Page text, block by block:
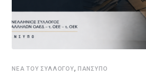
ΝΈΑ ΤΟΥ ΣΥΛΛΌΓΟΥ, ΠΑΝΣΥΠΟ